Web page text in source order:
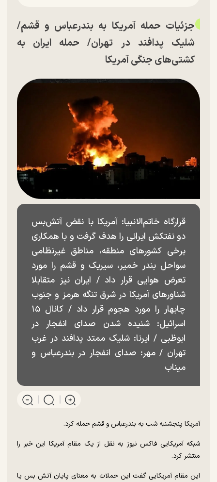
جزئیات حمله آمریکا به بندرعباس و قشم/
شلیک پدافند در تهران/ حمله ایران به
کشتی‌های جنگی آمریکا
قرارگاه خاتم‌الانبیا: آمریکا با نقض آتش‌بس
دو نفتکش ایرانی را هدف گرفت و با همکاری
برخی کشورهای منطقه، مناطق غیرنظامی
سواحل بندر خمیر، سیریک و قشم را مورد
تعرض هوایی قرار داد / ایران نیز متقابلا
شناورهای آمریکا در شرق تنگه هرمز و جنوب
چابهار را مورد هجوم قرار داد / کانال ۱۵
اسرائیل: شنیده شدن صدای انفجار در
ابوظبی / ایرنا: شلیک ممتد پدافند در غرب
تهران / مهر: صدای انفجار در بندرعباس و
میناب
آمریکا پنجشنبه شب به بندرعباس و قشم حمله کرد.
شبکه آمریکایی فاکس نیوز به نقل از یک مقام آمریکا این خبر را
منتشر کرد.
این مقام آمریکایی گفت این حملات به معنای پایان آتش بس یا